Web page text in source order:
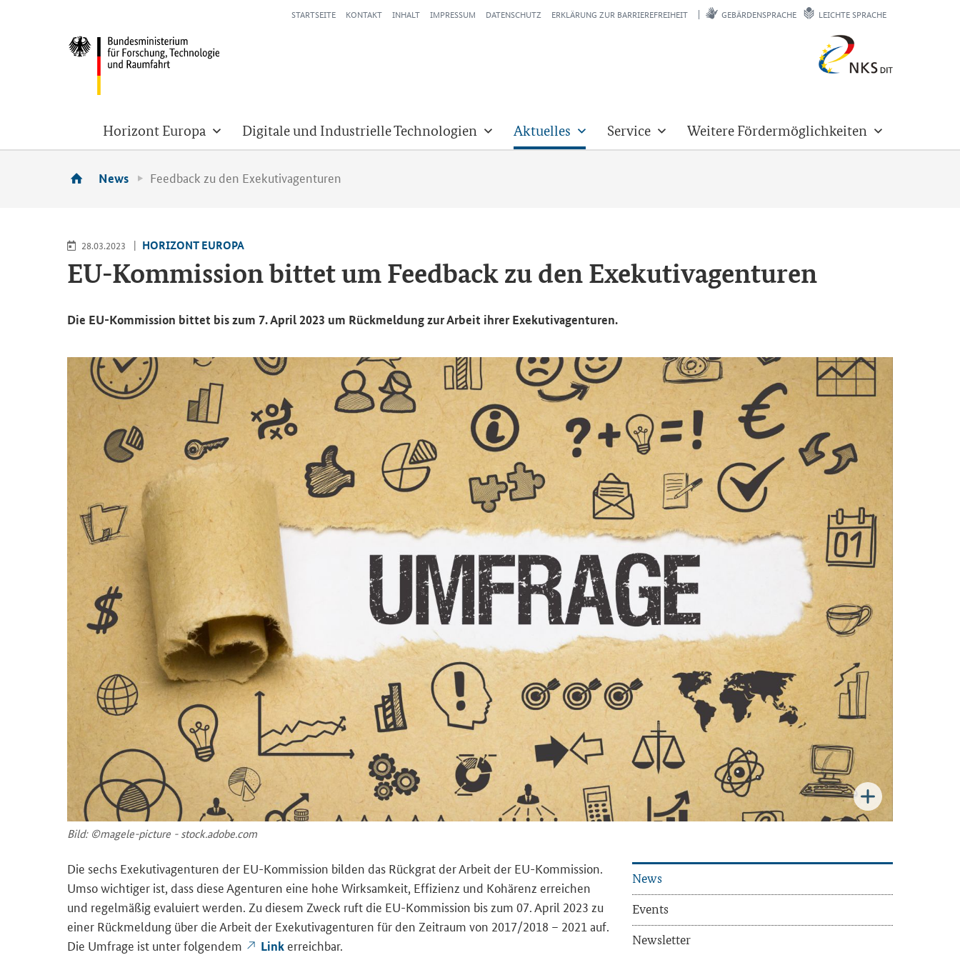
STARTSEITE KONTAKT INHALT IMPRESSUM DATENSCHUTZ ERKLÄRUNG ZUR BARRIEREFREIHEIT GEBÄRDENSPRACHE LEICHTE SPRACHE
Horizont Europa Digitale und Industrielle Technologien Aktuelles Service Weitere Fördermöglichkeiten
News Feedback zu den Exekutivagenturen
28.03.2023 HO­RI­ZONT EU­RO­PA
EU-​Kommission bit­tet um Feed­back zu den Exe­ku­tiv­agen­tu­ren
Die EU-​Kommission bit­tet bis zum 7. April 2023 um Rück­mel­dung zur Ar­beit ihrer Exe­ku­tiv­agen­tu­ren.
Bild: ©magele-​picture - stock.adobe.com
Die sechs Exe­ku­tiv­agen­tu­ren der EU-​Kommission bil­den das Rück­grat der Ar­beit der EU-​Kommission.
Umso wich­ti­ger ist, dass diese Agen­tu­ren eine hohe Wirk­sam­keit, Ef­fi­zi­enz und Ko­hä­renz er­rei­chen
und re­gel­mä­ßig eva­lu­iert wer­den. Zu die­sem Zweck ruft die EU-​Kommission bis zum 07. April 2023 zu
einer Rück­mel­dung über die Ar­beit der Exe­ku­tiv­agen­tu­ren für den Zeit­raum von 2017/2018 – 2021 auf.
Die Um­fra­ge ist unter fol­gen­dem
Link er­reich­bar.
News
Events
News­let­ter